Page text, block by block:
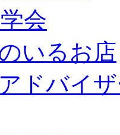
会
いるお店
ドバイ